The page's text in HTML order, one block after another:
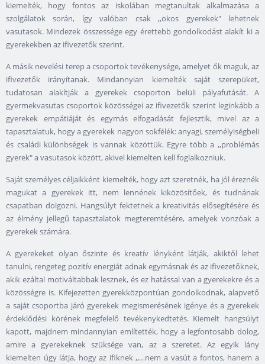
kiemelték, hogy fontos az iskolában megtanultak alkalmazása a
szolgálatok során, így valóban csak ,,okos gyerekek" lehetnek
vasutasok. Mindezek összessége egy érettebb gondolkodást alakít ki a
gyerekekben az ifivezetők szerint.
A másik nevelési terep a csoportok tevékenysége, amelyet ők maguk, az
ifivezetők irányítanak. Mindannyian kiemelték saját szerepüket,
tudatosan alakítják a gyerekek csoporton belüli pályafutását. A
gyermekvasutas csoportok közösségei az ifivezetők szerint leginkább a
gyerekek empátiáját és egymás elfogadását fejlesztik, mivel az a
tapasztalatuk, hogy a gyerekek nagyon sokfélék: anyagi, személyiségbeli
és családi különbségek is vannak közöttük. Egyre több a ,,problémás
gyerek" a vasutasok között, akivel kiemelten kell foglalkozniuk.
Saját személyes céljaikként kiemelték, hogy azt szeretnék, ha jól éreznék
magukat a gyerekek itt, nem lennének kiközösítőek, és tudnának
csapatban dolgozni. Hangsúlyt fektetnek a kreativitás elősegítésére és
az élmény jellegű tapasztalatok megteremtésére, amelyek vonzóak a
gyerekek számára.
A gyerekeket olyan őszinte és kreatív lényként látják, akiktől lehet
tanulni, rengeteg pozitív energiát adnak egymásnak és az ifivezetőknek,
akik ezáltal motiváltabbak lesznek, és ez hatással van a gyerekekre és a
közösségre is. Kifejezetten gyerekközpontúan gondolkodnak, alapvető
a saját csoportba járó gyerekek megismerésének igénye és a gyerekek
érdeklődési körének megfelelő tevékenykedtetés. Kiemelt hangsúlyt
kapott, majdnem mindannyian említették, hogy a legfontosabb dolog,
amire a gyerekeknek szüksége van, az a szeretet. Az egyik lány
kiemelten úgy látja, hogy az ifiknek ,,…nem a vasút a fontos, hanem a